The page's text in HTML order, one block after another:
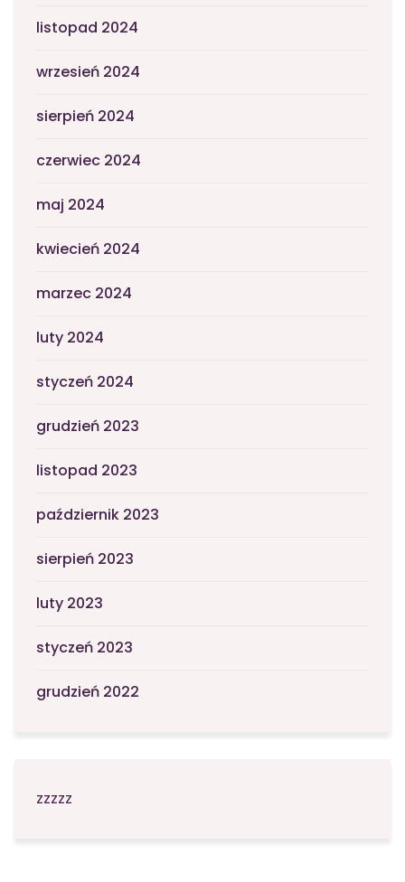
listopad 2024
wrzesień 2024
sierpień 2024
czerwiec 2024
maj 2024
kwiecień 2024
marzec 2024
luty 2024
styczeń 2024
grudzień 2023
listopad 2023
październik 2023
sierpień 2023
luty 2023
styczeń 2023
grudzień 2022
zzzzz